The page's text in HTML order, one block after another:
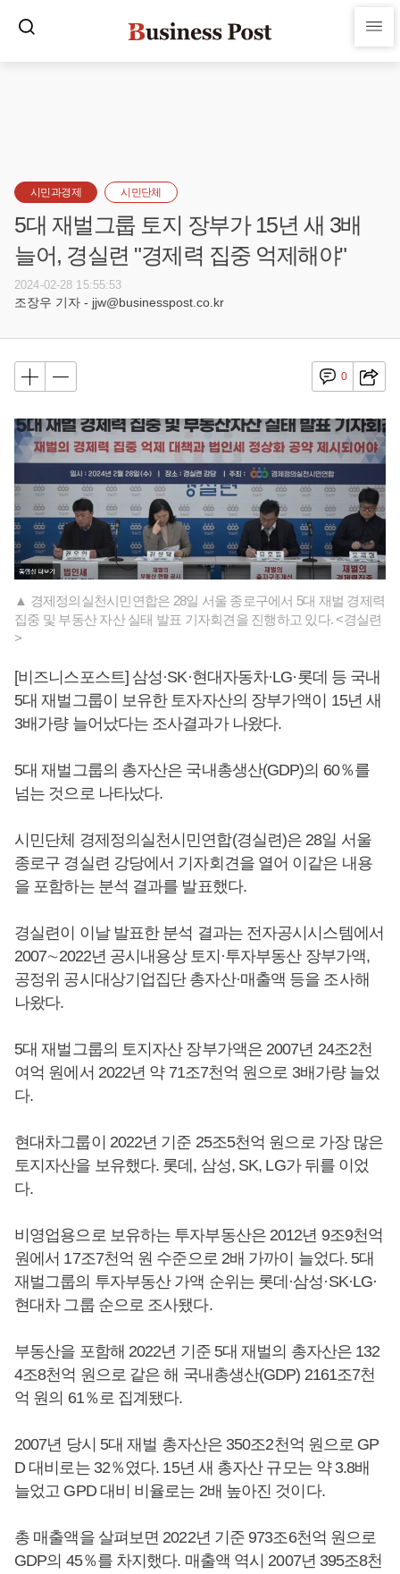
시민과경제 시민단체
5대 재벌그룹 토지 장부가 15년 새 3배
늘어, 경실련 "경제력 집중 억제해야"
2024-02-28 15:55:53
조장우 기자 - jjw@businesspost.co.kr
0
▲ 경제정의실천시민연합은 28일 서울 종로구에서 5대 재벌 경제력
집중 및 부동산 자산 실태 발표 기자회견을 진행하고 있다. <경실련
>
[비즈니스포스트] 삼성·SK·현대자동차·LG·롯데 등 국내
5대 재벌그룹이 보유한 토자자산의 장부가액이 15년 새
3배가량 늘어났다는 조사결과가 나왔다.
5대 재벌그룹의 총자산은 국내총생산(GDP)의 60％를
넘는 것으로 나타났다.
시민단체 경제정의실천시민연합(경실련)은 28일 서울
종로구 경실련 강당에서 기자회견을 열어 이같은 내용
을 포함하는 분석 결과를 발표했다.
경실련이 이날 발표한 분석 결과는 전자공시시스템에서
2007∼2022년 공시내용상 토지·투자부동산 장부가액,
공정위 공시대상기업집단 총자산·매출액 등을 조사해
나왔다.
5대 재벌그룹의 토지자산 장부가액은 2007년 24조2천
여억 원에서 2022년 약 71조7천억 원으로 3배가량 늘었
다.
현대차그룹이 2022년 기준 25조5천억 원으로 가장 많은
토지자산을 보유했다. 롯데, 삼성, SK, LG가 뒤를 이었
다.
비영업용으로 보유하는 투자부동산은 2012년 9조9천억
원에서 17조7천억 원 수준으로 2배 가까이 늘었다. 5대
재벌그룹의 투자부동산 가액 순위는 롯데·삼성·SK·LG·
현대차 그룹 순으로 조사됐다.
부동산을 포함해 2022년 기준 5대 재벌의 총자산은 132
4조8천억 원으로 같은 해 국내총생산(GDP) 2161조7천
억 원의 61％로 집계됐다.
2007년 당시 5대 재벌 총자산은 350조2천억 원으로 GP
D 대비로는 32％였다. 15년 새 총자산 규모는 약 3.8배
늘었고 GPD 대비 비율로는 2배 높아진 것이다.
총 매출액을 살펴보면 2022년 기준 973조6천억 원으로
GDP의 45％를 차지했다. 매출액 역시 2007년 395조8천